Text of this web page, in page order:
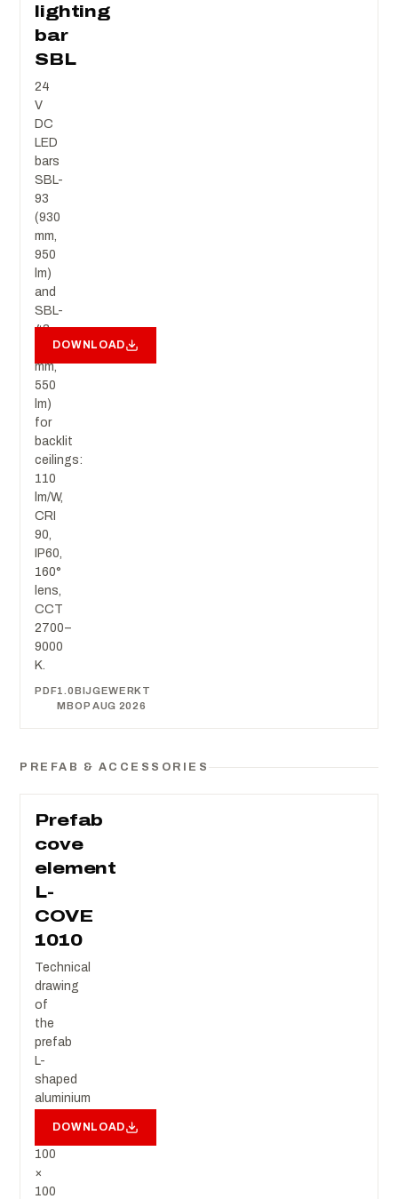
lighting
bar
SBL
24
V
DC
LED
bars
SBL-
93
(930
mm,
950
lm)
and
SBL-
43
(430
mm,
550
lm)
for
backlit
ceilings:
110
lm/W,
CRI
90,
IP60,
160°
lens,
CCT
2700–
9000
K.
PDF1.0
MB
BIJGEWERKT
OP AUG 2026
DOWNLOAD
PREFAB & ACCESSORIES
Prefab
cove
element
L-
COVE
1010
Technical
drawing
of
the
prefab
L-
shaped
aluminium
100
×
100
DOWNLOAD